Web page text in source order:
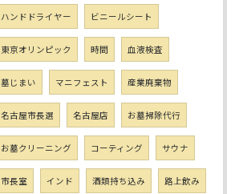
ハンドドライヤー ビニールシート
東京オリンピック 時間 血液検査
墓じまい マニフェスト 産業廃棄物
名古屋市長選 名古屋店 お墓掃除代行
お墓クリーニング コーティング サウナ
市長室 インド 酒類持ち込み 路上飲み